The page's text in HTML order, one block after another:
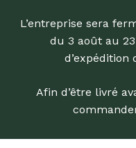
L’entreprise sera
du 3 août au
Afin d’être livré